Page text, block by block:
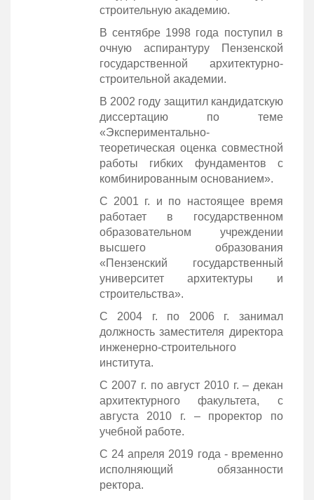
строительную академию.
В сентябре 1998 года поступил в
очную аспирантуру Пензенской
государственной архитектурно-
строительной академии.
В 2002 году защитил кандидатскую
диссертацию по теме
«Экспериментально-
теоретическая оценка совместной
работы гибких фундаментов с
комбинированным основанием».
С 2001 г. и по настоящее время
работает в государственном
образовательном учреждении
высшего образования
«Пензенский государственный
университет архитектуры и
строительства».
С 2004 г. по 2006 г. занимал
должность заместителя директора
инженерно-строительного
института.
С 2007 г. по август 2010 г. – декан
архитектурного факультета, с
августа 2010 г. – проректор по
учебной работе.
С 24 апреля 2019 года - временно
исполняющий обязанности
ректора.